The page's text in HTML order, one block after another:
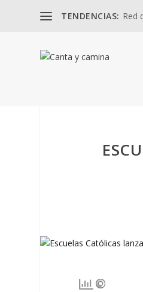
TENDENCIAS: Red